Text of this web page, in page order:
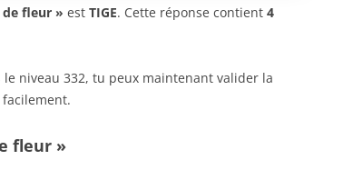
fleur » est TIGE. Cette réponse contient 4
niveau 332, tu peux maintenant valider la
fleur »